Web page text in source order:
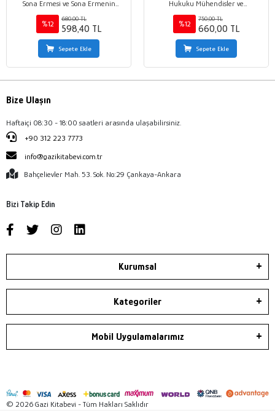
Sona Ermesi ve Sona Ermenin
Sonuçları
%12
680,00 TL
598,40 TL
Sepete Ekle
Hukuku Mühendisler ve
Hukukçular İçin Ruhsat,
Madencilik İzni ve Jeoetik
Sorumluluk Rehberi
%12
750,00 TL
660,00 TL
Sepete Ekle
Bize Ulaşın
Haftaiçi 08:30 - 18:00 saatleri arasında ulaşabilirsiniz.
+90 312 223 7773
info@gazikitabevi.com.tr
Bahçelievler Mah. 53. Sok. No:29 Çankaya-Ankara
Bizi Takip Edin
Kurumsal
Kategoriler
Mobil Uygulamalarımız
© 2026 Gazi Kitabevi - Tüm Hakları Saklıdır